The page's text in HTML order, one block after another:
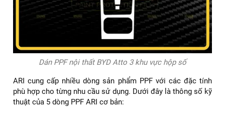
Dán PPF nội thất BYD Atto 3 khu vực hộp số
ARI cung cấp nhiều dòng sản phẩm PPF với các đặc tính
phù hợp cho từng nhu cầu sử dụng. Dưới đây là thông số kỹ
thuật của 5 dòng PPF ARI cơ bản: